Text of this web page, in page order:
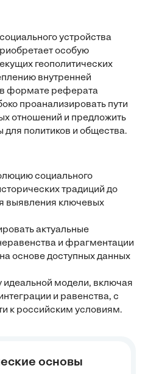
устройства
особую
геополитических
внутренней
в формате реферата
проанализировать пути
отношений и предложить
для политиков и общества.
социального
традиций до
выявления ключевых
актуальные
и фрагментации
основе доступных данных
идеальной модели, включая
и равенства, с
к российским условиям.
основы